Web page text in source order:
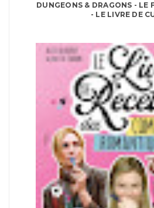
DUNGEONS & DRAGONS - LE
- LE LIVRE DE